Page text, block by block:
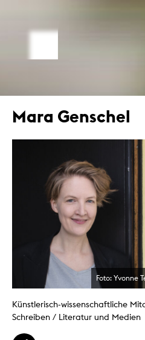
Mara Genschel
Foto: Yvonne
Künstlerisch-wissenschaftliche
Schreiben / Literatur und Medien